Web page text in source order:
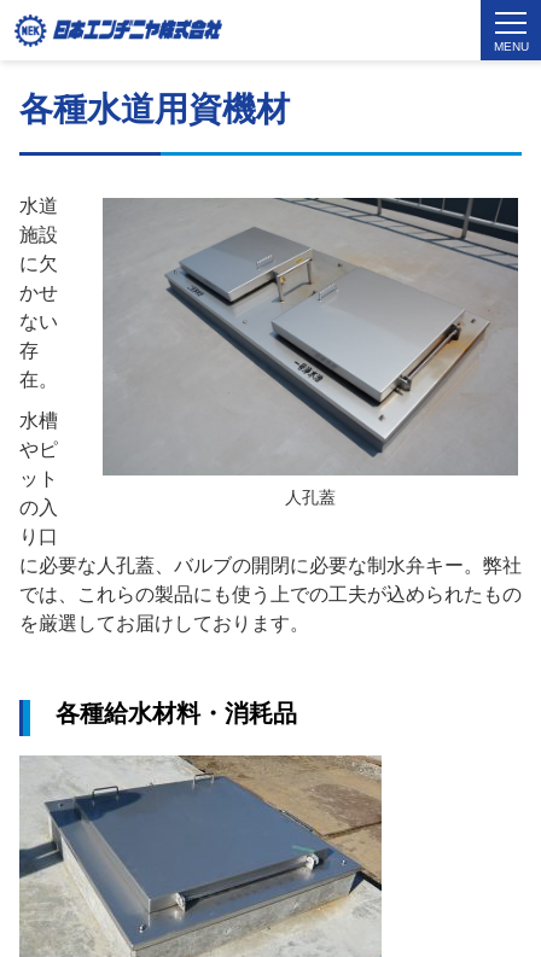
MENU
各種水道用資機材
人孔蓋
水道
施設
に欠
かせ
ない
存
在。
水槽
やピ
ット
の入
り口
に必要な人孔蓋、バルブの開閉に必要な制水弁キー。弊社
では、これらの製品にも使う上での工夫が込められたもの
を厳選してお届けしております。
各種給水材料・消耗品